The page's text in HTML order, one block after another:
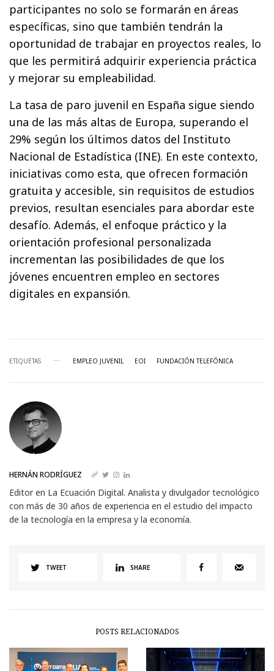
participantes no solo se formarán en áreas
específicas, sino que también tendrán la
oportunidad de trabajar en proyectos reales, lo
que les permitirá adquirir experiencia práctica
y mejorar su empleabilidad.
La tasa de paro juvenil en España sigue siendo
una de las más altas de Europa, superando el
29% según los últimos datos del Instituto
Nacional de Estadística (INE). En este contexto,
iniciativas como esta, que ofrecen formación
gratuita y accesible, sin requisitos de estudios
previos, resultan esenciales para abordar este
desafío. Además, el enfoque práctico y la
orientación profesional personalizada
incrementan las posibilidades de que los
jóvenes encuentren empleo en sectores
digitales en expansión.
ETIQUETAS EMPLEO JUVENIL EOI FUNDACIÓN TELEFÓNICA
HERNÁN RODRÍGUEZ
Editor en La Ecuación Digital. Analista y divulgador tecnológico
con más de 30 años de experiencia en el estudio del impacto
de la tecnología en la empresa y la economía.
TWEET SHARE
POSTS RELACIONADOS